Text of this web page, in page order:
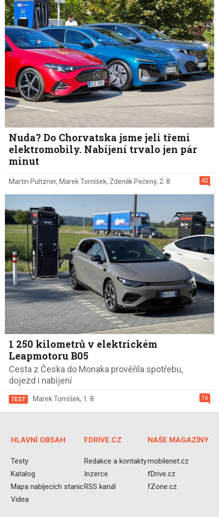
Nuda? Do Chorvatska jsme jeli třemi
elektromobily. Nabíjení trvalo jen pár
minut
42
Martin Pultzner, Marek Tomíšek, Zdeněk Pečený, 2. 8.
1 250 kilometrů v elektrickém
Leapmotoru B05
Cesta z Česka do Monaka prověřila spotřebu,
dojezd i nabíjení
16
TEST Marek Tomíšek, 1. 8.
HLAVNÍ OBSAH
Testy
Katalog
Mapa nabíjecích stanic
Videa
FDRIVE.CZ
Redakce a kontakty
Inzerce
RSS kanál
NAŠE MAGAZÍNY
mobilenet.cz
fDrive.cz
fZone.cz